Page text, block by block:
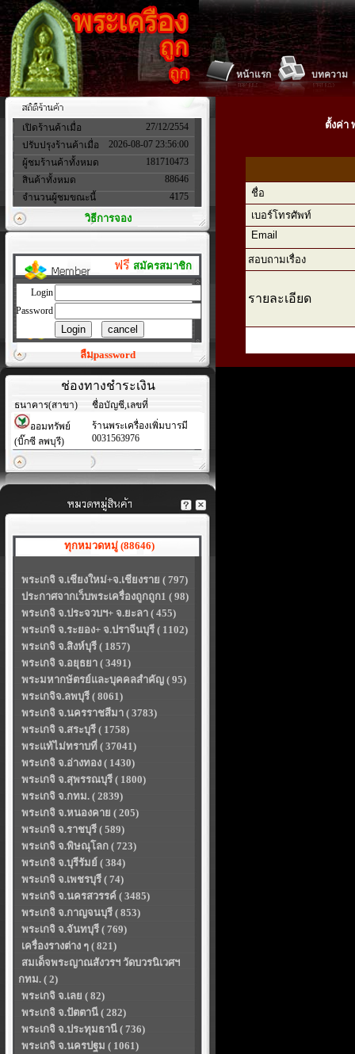
หน้าแรก บทความ
เปิดร้านค้าเมื่อ
27/12/2554
ปรับปรุงร้านค้าเมื่อ
2026-08-07 23:56:00
ผู้ชมร้านค้าทั้งหมด
181710473
สินค้าทั้งหมด
88646
จำนวนผู้ชมขณะนี้
4175
วิธีการจอง
ฟรี สมัครสมาชิก
Login
Password
ลืมpassword
ช่องทางชำระเงิน
ธนาคาร(สาขา)
ชื่อบัญชี,เลขที่
ออมทรัพย์
(บิ๊กซี ลพบุรี)
ร้านพระเครื่องเพิ่มบารมี
0031563976
ทุกหมวดหมู่ (88646)
พระเกจิ จ.เชียงใหม่+จ.เชียงราย ( 797)
ประกาศจากเว็บพระเครื่องถูกถูก1 ( 98)
พระเกจิ จ.ประจวบฯ+ จ.ยะลา ( 455)
พระเกจิ จ.ระยอง+ จ.ปราจีนบุรี ( 1102)
พระเกจิ จ.สิงห์บุรี ( 1857)
พระเกจิ จ.อยุธยา ( 3491)
พระมหากษัตรย์และบุคคลสำคัญ ( 95)
พระเกจิจ.ลพบุรี ( 8061)
พระเกจิ จ.นครราชสีมา ( 3783)
พระเกจิ จ.สระบุรี ( 1758)
พระแท้ไม่ทราบที่ ( 37041)
พระเกจิ จ.อ่างทอง ( 1430)
พระเกจิ จ.สุพรรณบุรี ( 1800)
พระเกจิ จ.กทม. ( 2839)
พระเกจิ จ.หนองคาย ( 205)
พระเกจิ จ.ราชบุรี ( 589)
พระเกจิ จ.พิษณุโลก ( 723)
พระเกจิ จ.บุรีรัมย์ ( 384)
พระเกจิ จ.เพชรบุรี ( 74)
พระเกจิ จ.นครสวรรค์ ( 3485)
พระเกจิ จ.กาญจนบุรี ( 853)
พระเกจิ จ.จันทบุรี ( 769)
เครื่องรางต่าง ๆ ( 821)
สมเด็จพระญาณสังวรฯ วัดบวรนิเวศฯ
กทม. ( 2)
พระเกจิ จ.เลย ( 82)
พระเกจิ จ.ปัตตานี ( 282)
พระเกจิ จ.ประทุมธานี ( 736)
พระเกจิ จ.นครปฐม ( 1061)
ตั้งค่า
ชื่อ
เบอร์โทรศัพท์
Email
สอบถามเรื่อง
รายละเอียด